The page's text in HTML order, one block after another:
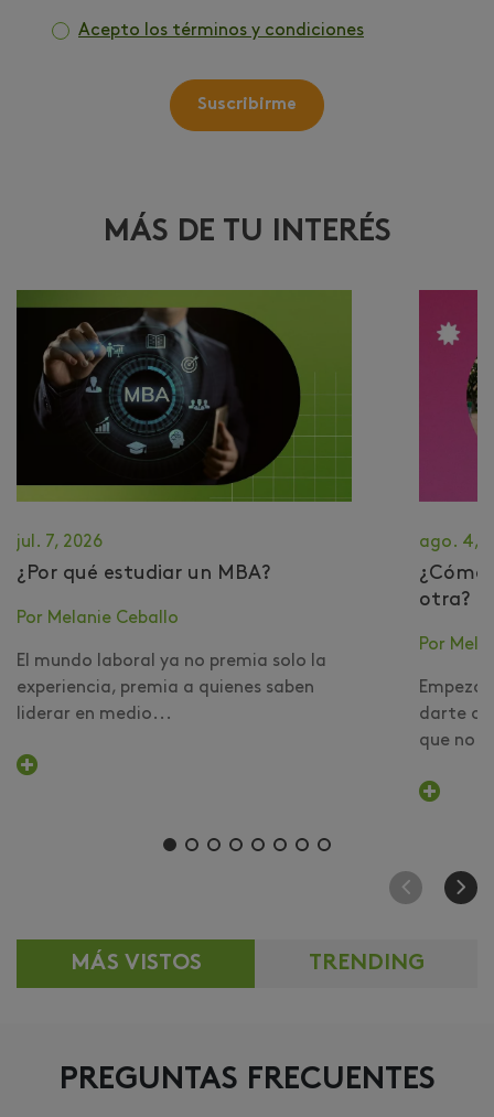
Acepto los términos y condiciones
Suscribirme
MÁS DE TU INTERÉS
jul. 7, 2026
¿Por qué estudiar un MBA?
Por Melanie Ceballo
El mundo laboral ya no premia solo la
experiencia, premia a quienes saben
liderar en medio...
ago. 4,
​¿Cómo
otra?
Por
darte
que no
MÁS VISTOS TRENDING
PREGUNTAS FRECUENTES